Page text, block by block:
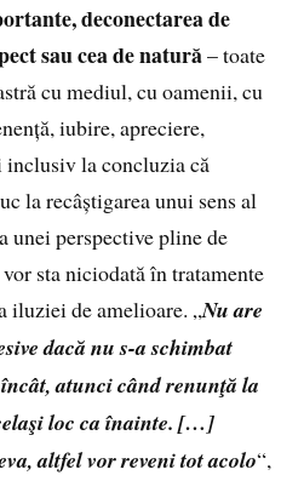
deconectarea de
sau cea de natură– toate
cu mediul, cu oamenii, cu
iubire, apreciere,
inclusiv la concluzia că
la recâștigarea unui sens al
unei perspective pline de
sta niciodată în tratamente
iluziei de amelioare. „Nu are
dacă nu s-a schimbat
atunci când renunţă la
loc ca înainte. […]
altfel vor reveni tot acolo“,